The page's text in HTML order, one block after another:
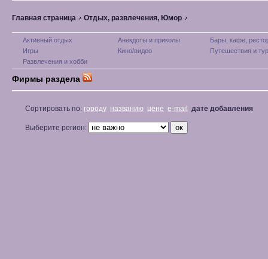
Главная страница Отдых, развлечения, Юмор
Активный отдых Анекдоты и приколы
Бары, кафе,
Игры
Кино/видео
Путешествия и
Развлечения и хобби
Фирмы раздела
Сортировать по: городу названию цене e-mail дате добавления
Выберите регион: